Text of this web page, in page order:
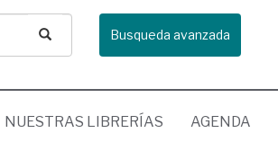
Busqueda avanzada
NUESTRAS LIBRERÍAS AGENDA